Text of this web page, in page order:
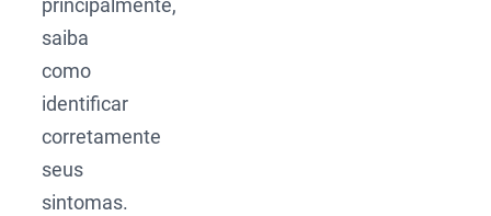
principalmente,
saiba
como
identificar
corretamente
seus
sintomas.